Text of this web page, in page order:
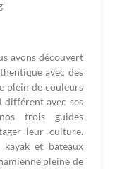
avons découvert
avec des
plein de couleurs
différent avec ses
trois guides
leur culture.
et bateaux
pleine de